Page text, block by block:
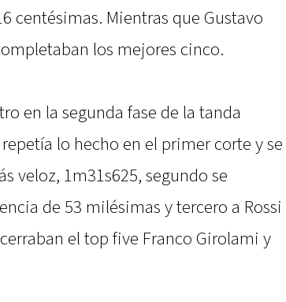
centésimas. Mientras que Gustavo
los mejores cinco.
en la segunda fase de la tanda
lo hecho en el primer corte y se
veloz, 1m31s625, segundo se
de 53 milésimas y tercero a Rossi
el top five Franco Girolami y